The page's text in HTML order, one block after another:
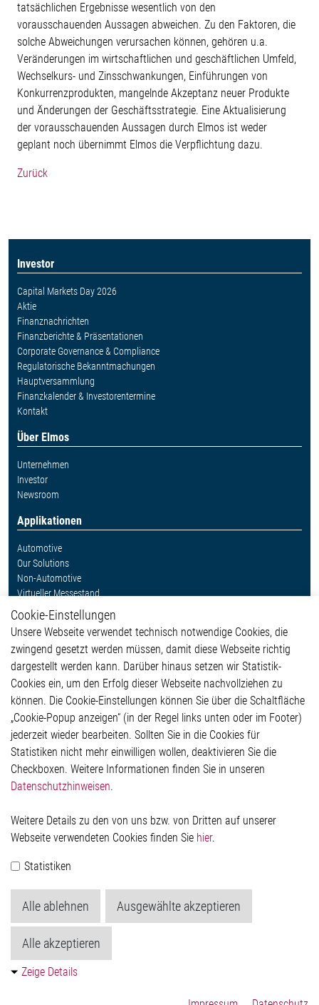
tatsächlichen Ergebnisse wesentlich von den
vorausschauenden Aussagen abweichen. Zu den Faktoren, die
solche Abweichungen verursachen können, gehören u.a.
Veränderungen im wirtschaftlichen und geschäftlichen Umfeld,
Wechselkurs- und Zinsschwankungen, Einführungen von
Konkurrenzprodukten, mangelnde Akzeptanz neuer Produkte
und Änderungen der Geschäftsstrategie. Eine Aktualisierung
der vorausschauenden Aussagen durch Elmos ist weder
geplant noch übernimmt Elmos die Verpflichtung dazu.
Zurück
Investor
Capital Markets Day 2026
Aktie
Finanznachrichten
Finanzberichte & Präsentationen
Corporate Governance & Compliance
Regulatorische Bekanntmachungen
Hauptversammlung
Finanzkalender & Investorentermine
Kontakt
Über Elmos
Unternehmen
Investor
Newsroom
Applikationen
Automotive
Our Solutions
Non-Automotive
Virtueller Messestand
Weitere Links
Glossar
Kontakt
Hinweisgeberschutzsystem
Impressum
Datenschutzerklärung
Cookie-Popup anzeigen
Elmos Semiconductor SE
Werkstättenstraße 18
Telefon: +49 (0) 2171 / 40 183-0
Handelsregister:
Köln HRB 123561
Cookie-Einstellungen
Unsere Webseite verwendet technisch notwendige Cookies, die
zwingend gesetzt werden müssen, damit diese Webseite richtig
dargestellt werden kann. Darüber hinaus setzen wir Statistik-
Cookies ein, um den Erfolg dieser Webseite nachvollziehen zu
können. Die Cookie-Einstellungen können Sie über die Schaltfläche
„Cookie-Popup anzeigen“ (in der Regel links unten oder im Footer)
jederzeit wieder bearbeiten. Sollten Sie in die Cookies für
Statistiken nicht mehr einwilligen wollen, deaktivieren Sie die
Checkboxen. Weitere Informationen finden Sie in unseren
Datenschutzhinweisen.
Weitere Details zu den von uns bzw. von Dritten auf unserer
Webseite verwendeten Cookies finden Sie hier.
Statistiken
Alle ablehnen Ausgewählte akzeptieren
Alle akzeptieren
Zeige Details